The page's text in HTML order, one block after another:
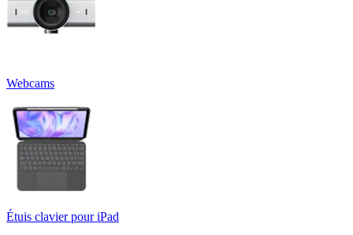
Webcams
Étuis clavier pour iPad